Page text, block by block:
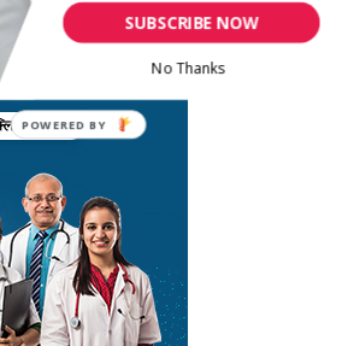
SUBSCRIBE NOW
No Thanks
POWERED